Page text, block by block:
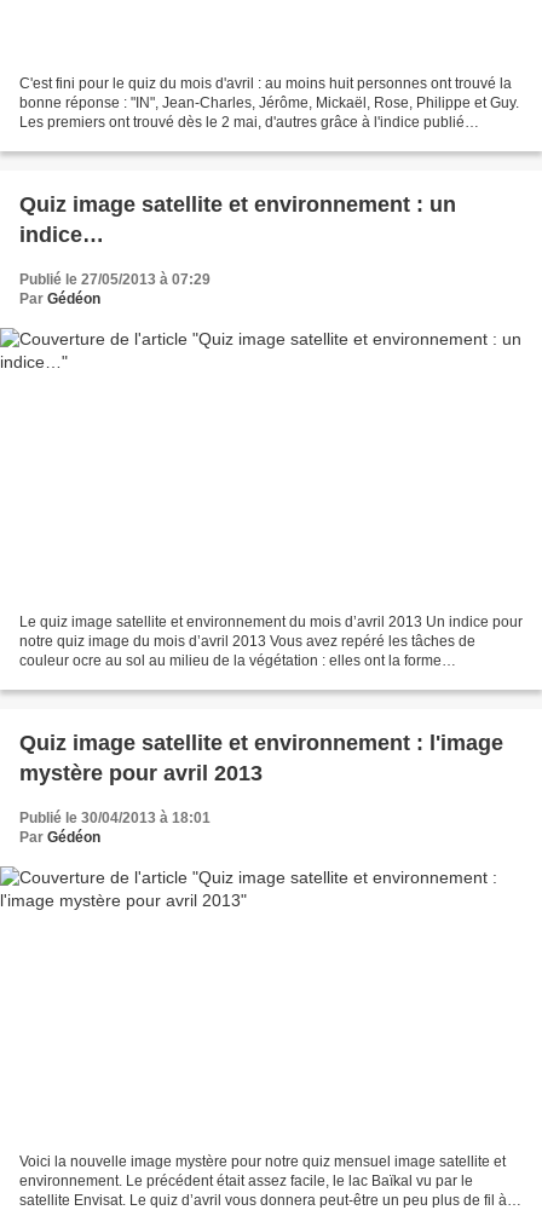
C'est fini pour le quiz du mois d'avril : au moins huit personnes ont trouvé la
bonne réponse : "IN", Jean-Charles, Jérôme, Mickaël, Rose, Philippe et Guy.
Les premiers ont trouvé dès le 2 mai, d'autres grâce à l'indice publié
Quiz image satellite et environnement : un
indice…
Publié le 27/05/2013 à 07:29
Par Gédéon
Le quiz image satellite et environnement du mois d’avril 2013 Un indice pour
notre quiz image du mois d’avril 2013 Vous avez repéré les tâches de
couleur ocre au sol au milieu de la végétation : elles ont la forme
Quiz image satellite et environnement : l'image
mystère pour avril 2013
Publié le 30/04/2013 à 18:01
Par Gédéon
Voici la nouvelle image mystère pour notre quiz mensuel image satellite et
environnement. Le précédent était assez facile, le lac Baïkal vu par le
satellite Envisat. Le quiz d’avril vous donnera peut-être un peu plus de fil à